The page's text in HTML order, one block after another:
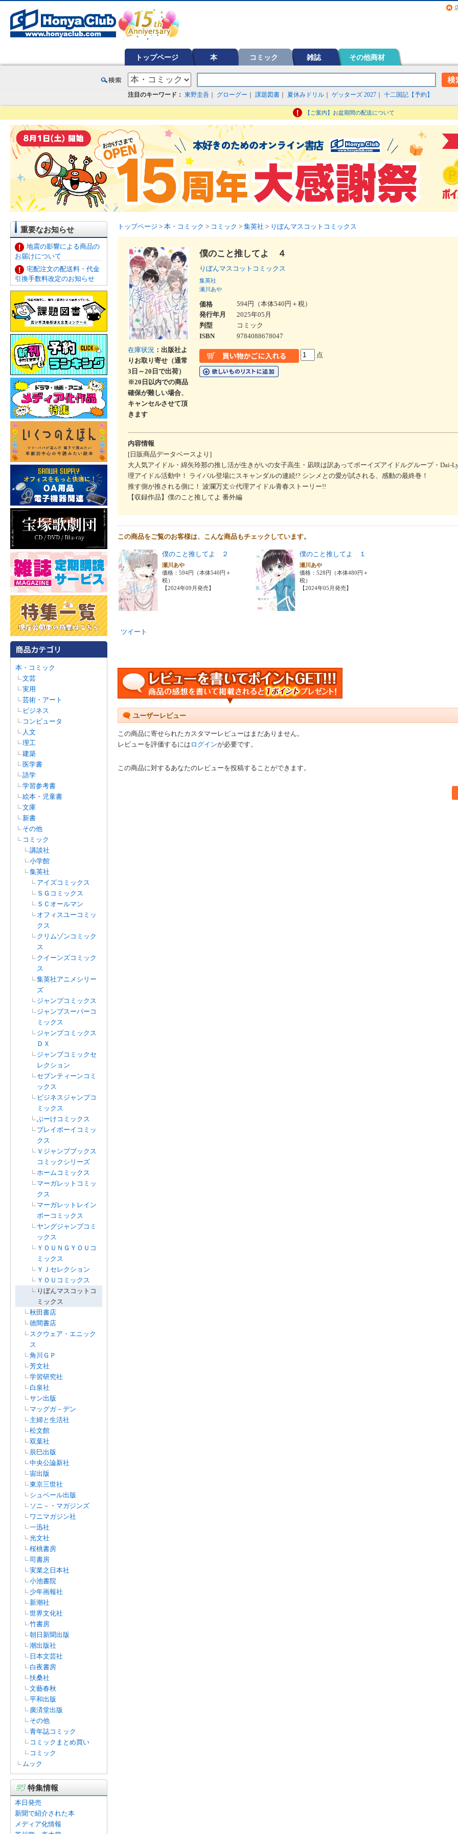
トップページ 本 コミック 雑誌 その他商材
注目のキーワード： 東野圭吾 グローグー 課題図書 夏休みドリル ゲッターズ 2027 十二国記【予約】
【ご案内】お盆期間の配送について
重要なお知らせ
地震の影響による商品の
お届けについて
宅配注文の配送料・代金
引換手数料改定のお知らせ
本・コミック
文芸
実用
芸術・アート
ビジネス
コンピュータ
人文
理工
建築
医学書
語学
学習参考書
絵本・児童書
文庫
新書
その他
コミック
講談社
小学館
集英社
アイズコミックス
ＳＧコミックス
ＳＣオールマン
オフィスユーコミッ
クス
クリムゾンコミック
ス
クイーンズコミック
ス
集英社アニメシリー
ズ
ジャンプコミックス
ジャンプスーパーコ
ミックス
ジャンプコミックス
ＤＸ
ジャンプコミックセ
レクション
セブンティーンコミ
ックス
ビジネスジャンプコ
ミックス
ぶーけコミックス
プレイボーイコミッ
クス
Ｖジャンプブックス
コミックシリーズ
ホームコミックス
マーガレットコミッ
クス
マーガレットレイン
ボーコミックス
ヤングジャンプコミ
ックス
ＹＯＵＮＧＹＯＵコ
ミックス
ＹＪセレクション
ＹＯＵコミックス
りぼんマスコットコ
ミックス
秋田書店
徳間書店
スクウェア・エニック
ス
角川ＧＰ
芳文社
学習研究社
白泉社
サン出版
マッグガ－デン
主婦と生活社
松文館
双葉社
辰巳出版
中央公論新社
宙出版
東京三世社
シュベール出版
ソニ－・マガジンズ
ワニマガジン社
一迅社
光文社
桜桃書房
司書房
実業之日本社
小池書院
少年画報社
新潮社
世界文化社
竹書房
朝日新聞出版
潮出版社
日本文芸社
白夜書房
扶桑社
文藝春秋
平和出版
廣済堂出版
その他
青年誌コミック
コミックまとめ買い
コミック
ムック
特集情報
本日発売
新聞で紹介された本
メディア化情報
トップページ > 本・コミック > コミック > 集英社 > りぼんマスコットコミックス
在庫状況 ：出版社よ
りお取り寄せ（通常
3日～20日で出荷）
※20日以内での商品
確保が難しい場合、
キャンセルさせて頂
きます
僕のこと推してよ ４
りぼんマスコットコミックス
集英社
瀬川あや
価格
594円（本体540円＋税）
発行年月
2025年05月
判型
コミック
ISBN
9784088678047
点
内容情報
[日販商品データベースより]
大人気アイドル・綿矢玲那の推し活が生きがいの女子高生・凪咲は訳あってボーイズアイドルグループ・Dai-
理アイドル活動中！ ライバル登場にスキャンダルの連続!? シンメとの愛が試される、感動の最終巻！
推す側が推される側に！ 波瀾万丈☆代理アイドル青春ストーリー!!
【収録作品】僕のこと推してよ 番外編
この商品をご覧のお客様は、こんな商品もチェックしています。
僕のこと推してよ ２
瀬川あや
価格：594円（本体540円＋
税）
【2024年09月発売】
僕のこと推してよ １
瀬川あや
価格：528円（本体480円＋
税）
【2024年05月発売】
ツイート
ユーザーレビュー
この商品に寄せられたカスタマーレビューはまだありません。
レビューを評価するには ログインが必要です。
この商品に対するあなたのレビューを投稿することができます。